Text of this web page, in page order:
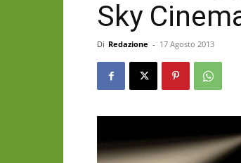
Sky
Di Redazione - 17 Agosto 2013